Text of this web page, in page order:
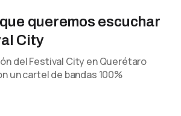
queremos escuchar
City
del Festival City en Querétaro
un cartel de bandas 100%